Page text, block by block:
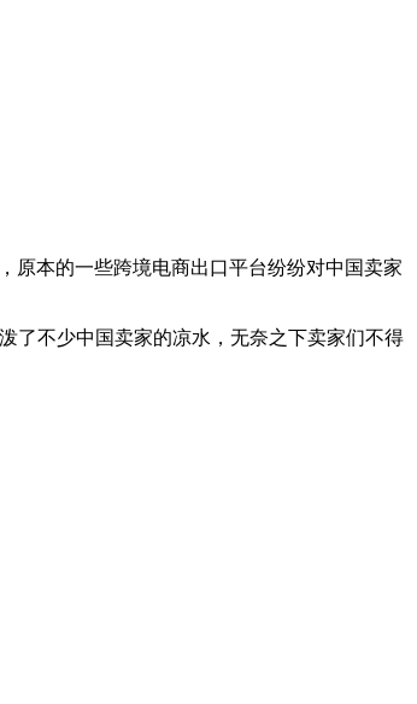
原本的一些跨境电商出口平台纷纷对中国卖家
了不少中国卖家的凉水，无奈之下卖家们不得